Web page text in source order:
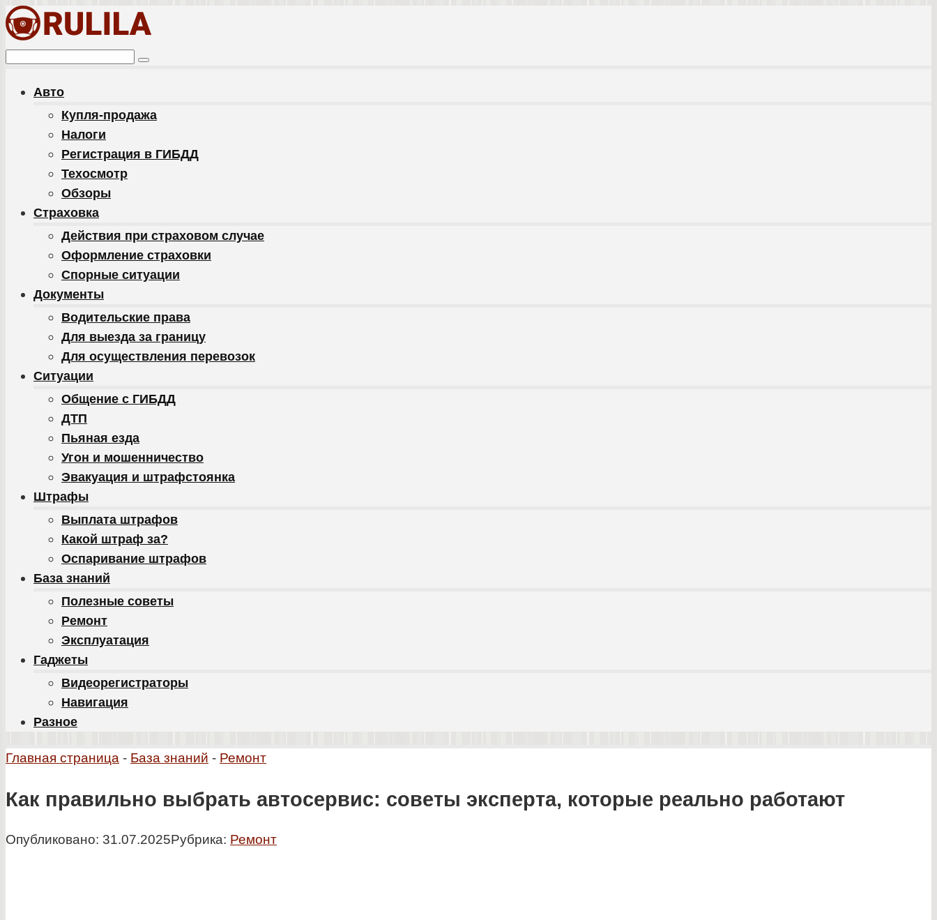
Перейти
к
контенту
Поиск:
Авто
Купля-продажа
Налоги
Регистрация в ГИБДД
Техосмотр
Обзоры
Cтраховка
Действия при страховом случае
Оформление страховки
Спорные ситуации
Документы
Водительские права
Для выезда за границу
Для осуществления перевозок
Ситуации
Общение с ГИБДД
ДТП
Пьяная езда
Угон и мошенничество
Эвакуация и штрафстоянка
Штрафы
Выплата штрафов
Какой штраф за?
Оспаривание штрафов
База знаний
Полезные советы
Ремонт
Эксплуатация
Гаджеты
Видеорегистраторы
Навигация
Разное
Главная страница - База знаний - Ремонт
Как правильно выбрать автосервис: советы эксперта, которые реально работают
Опубликовано: 31.07.2025Рубрика: Ремонт